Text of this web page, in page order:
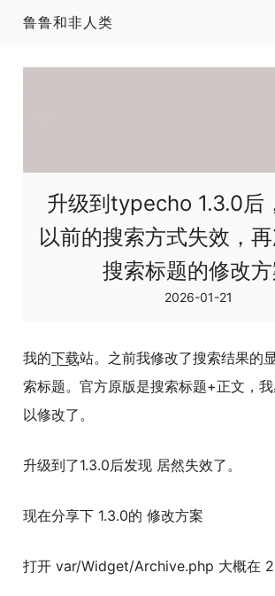
鲁鲁和非人类
升级到typecho 1.3.0后
以前的搜索方式失效，
搜索标题的修改
2026-01-21
我的下载站。之前我修改了搜索结果的
索标题。官方原版是搜索标题+正文，
以修改了。
升级到了1.3.0后发现 居然失效了。
现在分享下 1.3.0的 修改方案
打开 var/Widget/Archive.php 大概在